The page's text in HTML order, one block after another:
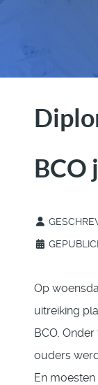
BCO
Op
uitreiking
BCO.
ouders
En